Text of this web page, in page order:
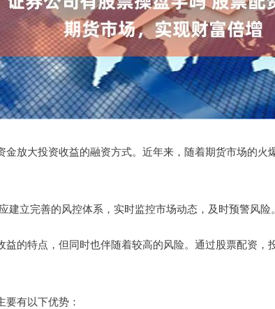
金放大投资收益的融资方式。近年来，随着期货市场的火
建立完善的风控体系，实时监控市场动态，及时预警风险。
益的特点，但同时也伴随着较高的风险。通过股票配资，
要有以下优势：